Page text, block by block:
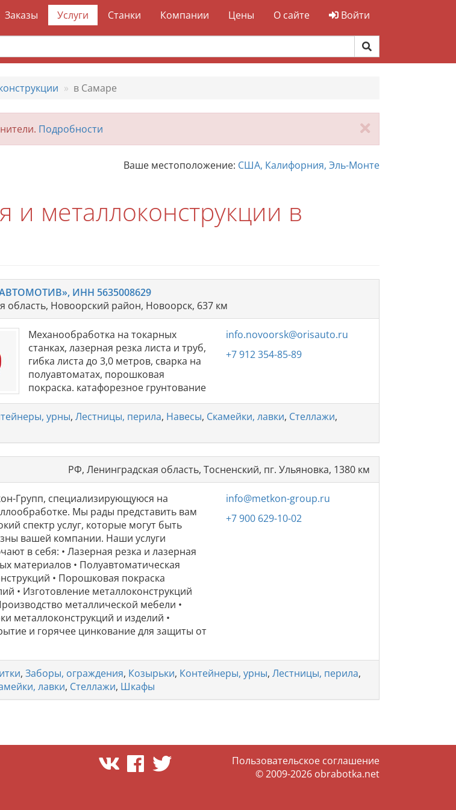
Заказы Услуги Станки Компании Цены О сайте Войти
в Самаре
Подробности
Ваше местоположение: США, Калифорния, Эль-Монте
и металлоконструкции в
ИНН 5635008629
область, Новоорский район, Новоорск, 637 км
Механообработка на токарных
станках, лазерная резка листа и труб,
гибка листа до 3,0 метров, сварка на
полуавтоматах, порошковая
покраска. катафорезное грунтование
info.novoorsk@orisauto.ru
+7 912 354-85-89
урны, Лестницы, перила, Навесы, Скамейки, лавки, Стеллажи,
РФ, Ленинградская область, Тосненский, пг. Ульяновка, 1380 км
Групп, специализирующуюся на
Мы рады представить вам
спектр услуг, которые могут быть
вашей компании. Наши услуги
в себя: • Лазерная резка и лазерная
материалов • Полуавтоматическая
• Порошковая покраска
• Изготовление металлоконструкций
металлической мебели •
металлоконструкций и изделий •
и горячее цинкование для защиты от
info@metkon-group.ru
+7 900 629-10-02
, Заборы, ограждения, Козырьки, Контейнеры, урны, Лестницы, перила,
лавки, Стеллажи, Шкафы
Пользовательское соглашение
© 2009-2026 obrabotka.net